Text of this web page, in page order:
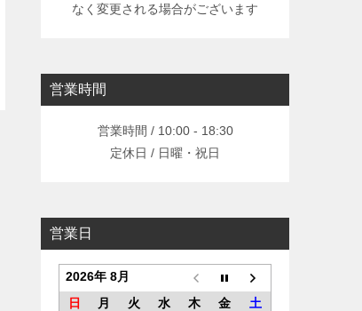
なく変更される場合がございます
営業時間
営業時間 / 10:00 - 18:30
定休日 / 日曜・祝日
営業日
2026年 8月
日
月 火 水 木 金
土